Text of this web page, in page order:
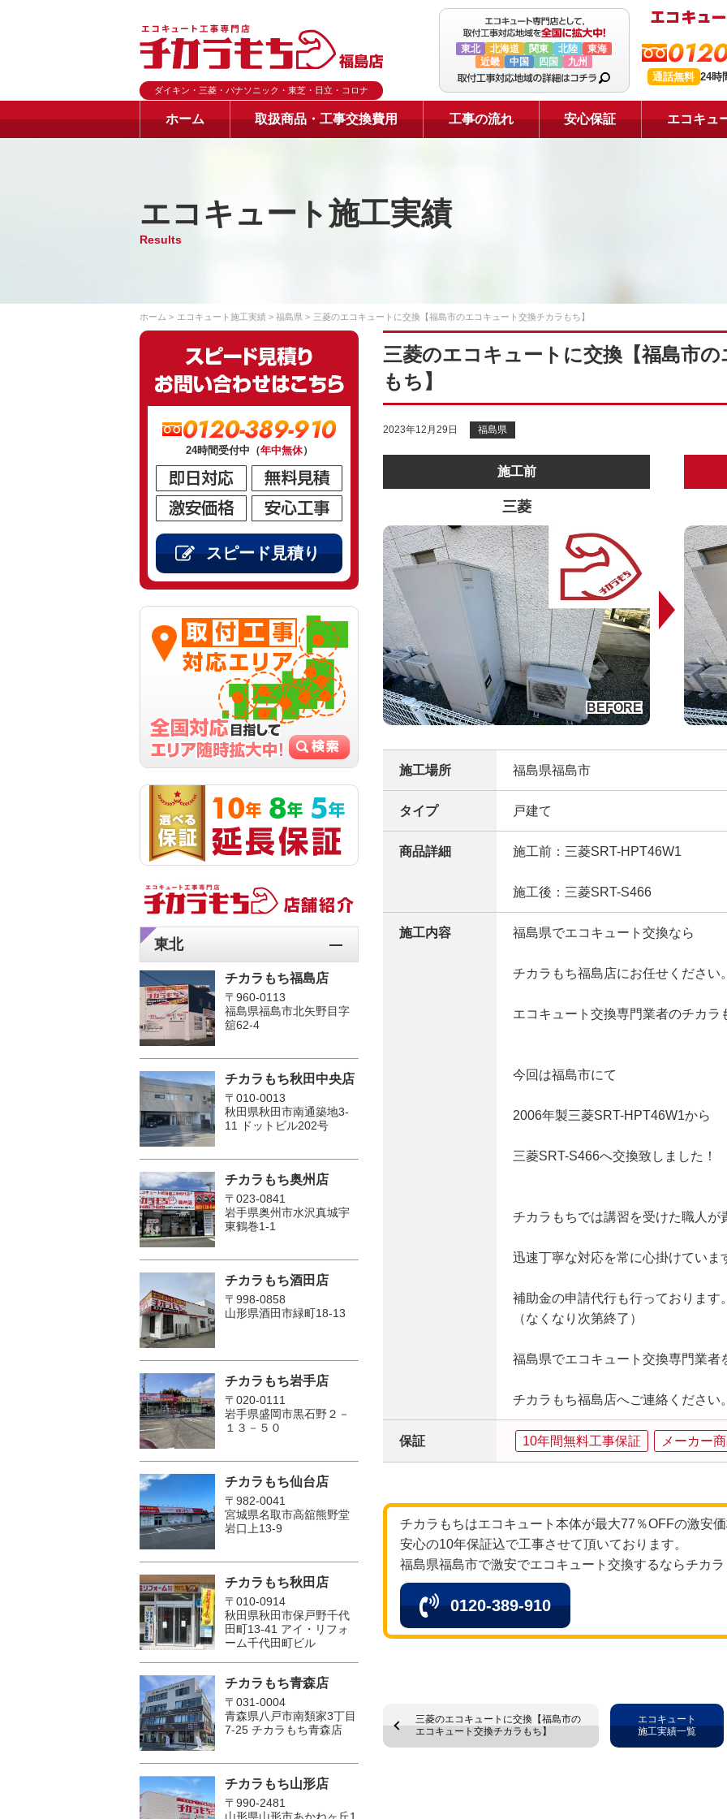
ダイキン・三菱・パナソニック・東芝・日立・コロナ
東北 北海道 関東 北陸
東海
近畿
中国 四国 九州
通話無料 24時
ホーム 取扱商品・工事交換費用 工事の流れ 安心保証 エコキュ
エコキュート施工実績
Results
ホーム エコキュート施工実績 福島県 三菱のエコキュートに交換【福島市のエコキュート交換チカラもち】
三菱のエコキュートに交換【福島市
もち】
2023年12月29日 福島県
施工前
三菱
施工場所 福島県福島市
タイプ 戸建て
商品詳細 施工前：三菱SRT-HPT46W1
施工後：三菱SRT-S466
施工内容 福島県でエコキュート交換なら
チカラもち福島店にお任せください。
エコキュート交換専門業者のチカラ
今回は福島市にて
2006年製三菱SRT-HPT46W1から
三菱SRT-S466へ交換致しました！
チカラもちでは講習を受けた職人が
迅速丁寧な対応を常に心掛けていま
補助金の申請代行も行っております。
（なくなり次第終了）
福島県でエコキュート交換専門業者
チカラもち福島店へご連絡ください。
保証 10年間無料工事保証 メーカー
チカラもちはエコキュート本体が最大77％OFFの激安価
安心の10年保証込で工事させて頂いております。
福島県福島市で激安でエコキュート交換するならチカラ
0120-389-910
三菱のエコキュートに交換【福島市の
エコキュート交換チカラもち】
エコキュート
施工実績一覧
0120-389-910
24時間受付中（年中無休）
スピード見積り
東北
チカラもち福島店
〒960-0113
福島県福島市北矢野目字
舘62-4
チカラもち秋田中央店
〒010-0013
秋田県秋田市南通築地3-
11 ドットビル202号
チカラもち奥州店
〒023-0841
岩手県奥州市水沢真城宇
東鶴巻1‐1
チカラもち酒田店
〒998-0858
山形県酒田市緑町18-13
チカラもち岩手店
〒020-0111
岩手県盛岡市黒石野２－
１３－５０
チカラもち仙台店
〒982-0041
宮城県名取市高舘熊野堂
岩口上13‐9
チカラもち秋田店
〒010-0914
秋田県秋田市保戸野千代
田町13-41 アイ・リフォ
ーム千代田町ビル
チカラもち青森店
〒031-0004
青森県八戸市南類家3丁目
7-25 チカラもち青森店
チカラもち山形店
〒990-2481
山形県山形市あかねヶ丘1